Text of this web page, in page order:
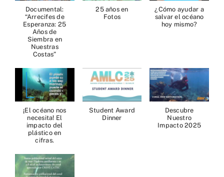
Documental:
“Arrecifes de
Esperanza: 25
Años de
Siembra en
Nuestras
Costas”
25 años en
Fotos
¿Cómo ayudar a
salvar el océano
hoy mismo?
¡El océano nos
necesita! El
impacto del
plástico en
cifras.
Student Award
Dinner
Descubre
Nuestro
Impacto 2025